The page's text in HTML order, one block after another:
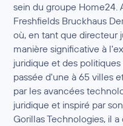
sein du groupe Home24.
Freshfields Bruckhaus
où, en tant que directeur
manière significative à
juridique et des
passée d'une à 65 villes
par les avancées
juridique et inspiré par
Gorillas Technologies, il